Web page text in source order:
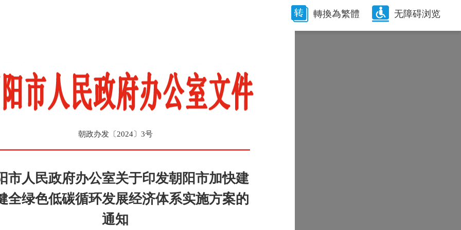
轉換為繁體 无障碍浏览
朝政办发〔2024〕3号
市人民政府办公室关于印发朝阳市加快建
全绿色低碳循环发展经济体系实施方案的
通知